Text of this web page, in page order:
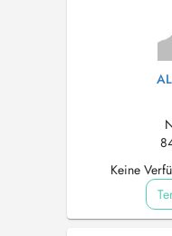
Keine